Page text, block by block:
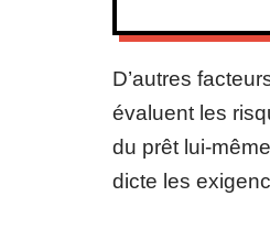
D’autres
évaluent les
du prêt lui-
dicte les